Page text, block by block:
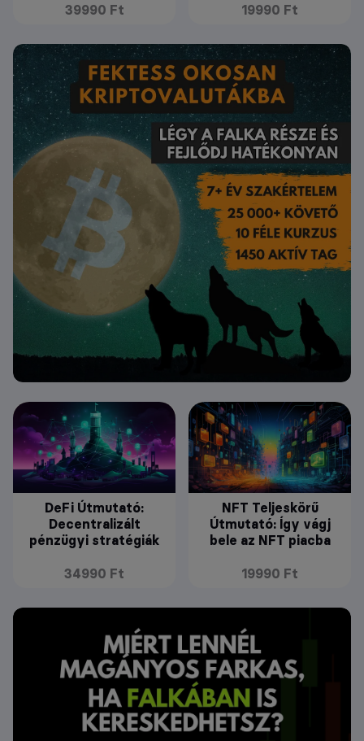
39990 Ft 19990 Ft
DeFi Útmutató:
Decentralizált
pénzügyi stratégiák
34990 Ft
NFT Teljeskörű
Útmutató: Így vágj
bele az NFT piacba
19990 Ft